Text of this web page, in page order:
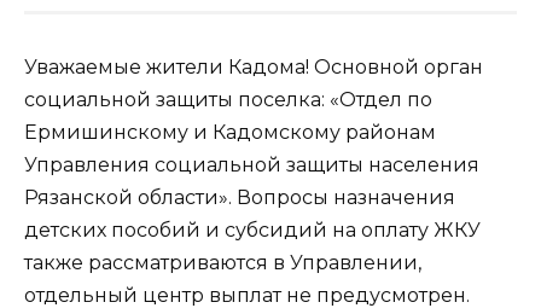
Уважаемые жители Кадома! Основной орган
социальной защиты поселка: «Отдел по
Ермишинскому и Кадомскому районам
Управления социальной защиты населения
Рязанской области». Вопросы назначения
детских пособий и субсидий на оплату ЖКУ
также рассматриваются в Управлении,
отдельный центр выплат не предусмотрен.